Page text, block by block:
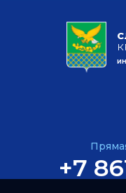
+7